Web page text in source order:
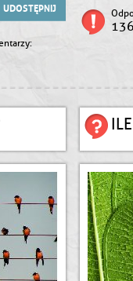
UDOSTĘPNIJ
136